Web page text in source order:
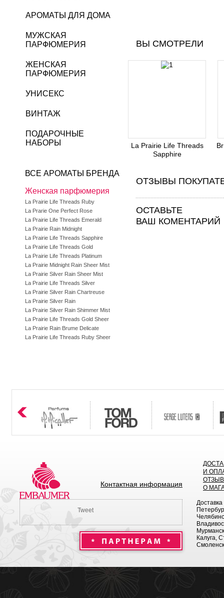
ВЫ СМОТРЕЛИ
La Prairie Life Threads
Sapphire
ОТЗЫВЫ
ОСТАВЬТЕ
ВАШ КОМЕНТАРИЙ
АРОМАТЫ ДЛЯ ДОМА
МУЖСКАЯ
ПАРФЮМЕРИЯ
ЖЕНСКАЯ
ПАРФЮМЕРИЯ
УНИСЕКС
ВИНТАЖ
ПОДАРОЧНЫЕ
НАБОРЫ
ВСЕ АРОМАТЫ БРЕНДА
Женская парфюмерия
La Prairie Life Threads Ruby
La Prarie One Perfect Rose
La Prairie Life Threads Emerald
La Prairie Rain Midnight
La Prairie Life Threads Sapphire
La Prairie Life Threads Gold
La Prairie Life Threads Platinum
La Prairie Midnight Rain Sheer Mist
La Prairie Silver Rain Sheer Mist
La Prairie Life Threads Silver
La Prairie Silver Rain Chartreuse
La Prairie Silver Rain
La Prairie Silver Rain Shimmer Mist
La Prairie Life Threads Gold Sheer
La Prairie Rain Brume Delicate
La Prairie Life Threads Ruby Sheer
Контактная информация
И
О
Tweet
Калуга,